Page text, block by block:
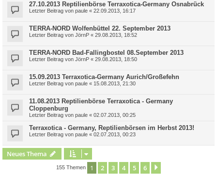
27.10.2013 Reptilienbörse Terraxotica-Germany Osnabrück
Letzter Beitrag von paule « 22.09.2013, 16:17
TERRA-NORD Wolfenbüttel 22. September 2013
Letzter Beitrag von JörnP « 29.08.2013, 18:52
TERRA-NORD Bad-Fallingbostel 08.September 2013
Letzter Beitrag von JörnP « 29.08.2013, 18:50
15.09.2013 Terraxotica-Germany Aurich/Großefehn
Letzter Beitrag von paule « 15.08.2013, 21:30
11.08.2013 Reptilienbörse Terraxotica - Germany
Cloppenburg
Letzter Beitrag von paule « 02.07.2013, 00:25
Terraxotica - Germany, Reptilienbörsen im Herbst 2013!
Letzter Beitrag von paule « 02.07.2013, 00:23
Neues Thema
155 Themen 1 2 3 4 5 6